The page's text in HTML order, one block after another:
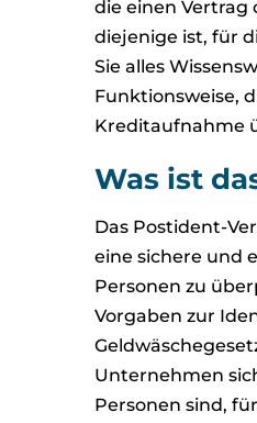
die einen Vertrag
diejenige ist, für
Sie alles
Funktionsweise,
Kreditaufnahme
Was ist
Das Postident-
eine sichere und
Personen zu
Vorgaben zur
Unternehmen
Personen sind,